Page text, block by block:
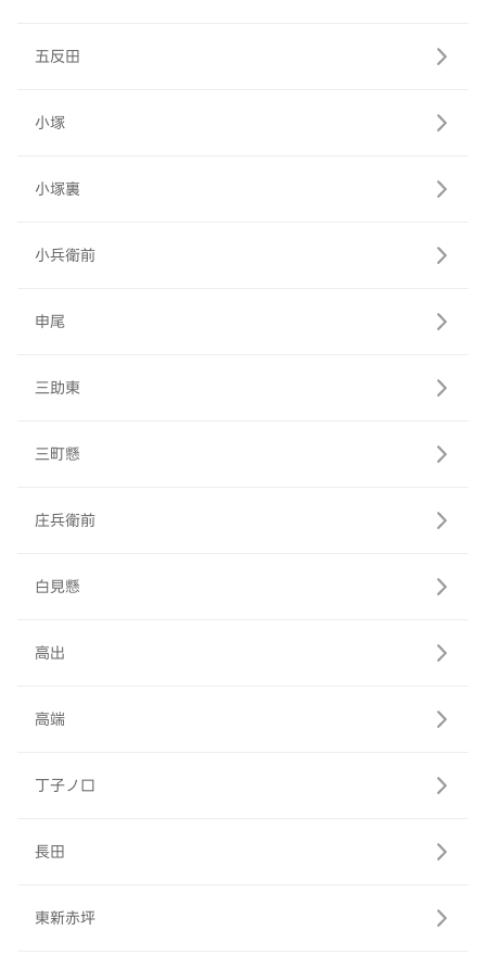
五反田
小塚
小塚裏
小兵衛前
申尾
三助東
三町懸
庄兵衛前
白見懸
高出
高端
丁子ノ口
長田
東新赤坪